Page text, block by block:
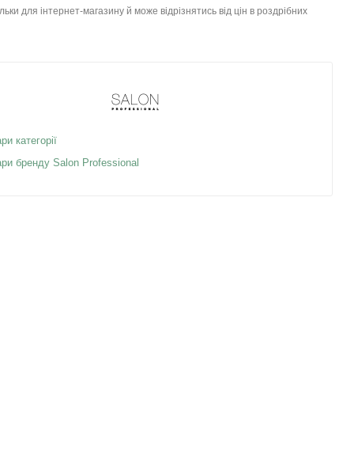
для інтернет-магазину й може відрізнятись від цін в роздрібних
категорії
бренду Salon Professional